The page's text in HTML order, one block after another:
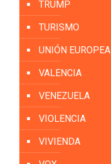
TRUMP
TURISMO
UNIÓN EUROPEA
VALENCIA
VENEZUELA
VIOLENCIA
VIVIENDA